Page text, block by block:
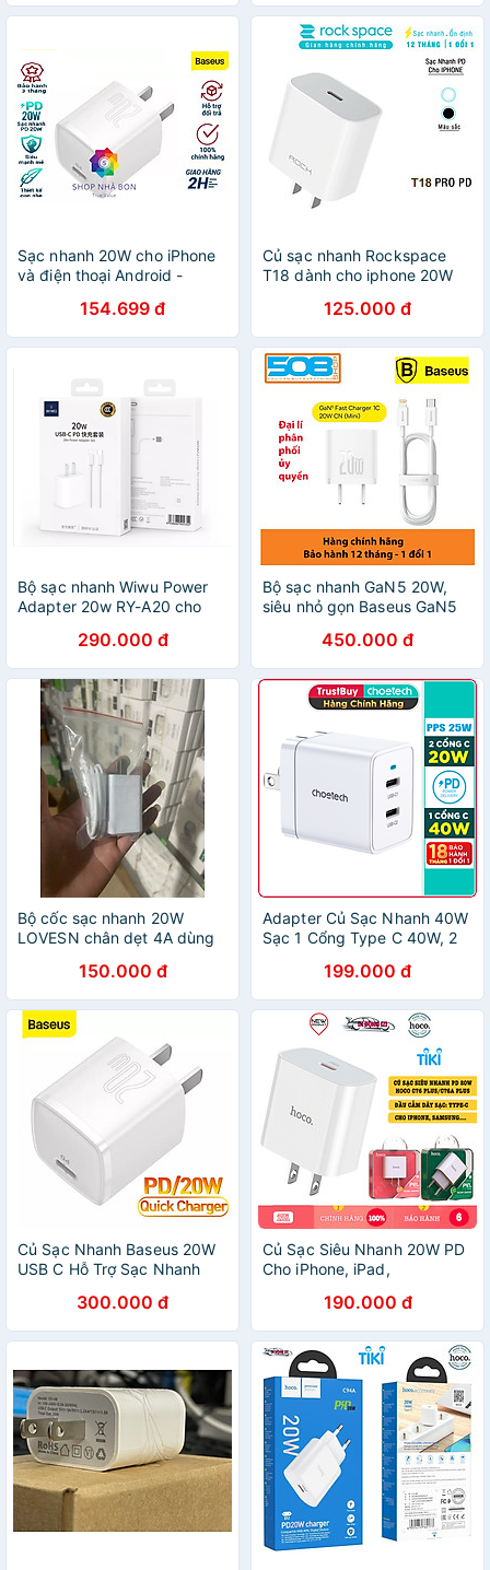
Chính Hãng
Sạc nhanh 20W cho iPhone
và điện thoại Android -
Charger - Hàng chính hãng
154.699 đ
Củ sạc nhanh Rockspace
T18 dành cho iphone 20W
Hàng chính hãng
125.000 đ
Bộ sạc nhanh Wiwu Power
Adapter 20w RY-A20 cho
cáp Wiwu 20w dài 1m đi
kèm - Hàng chính hãng
290.000 đ
Bộ sạc nhanh GaN5 20W,
siêu nhỏ gọn Baseus GaN5
QC Multi Quick Charge
Support, Smart Protect) -
Hàng chính hãng
450.000 đ
Bộ cốc sạc nhanh 20W
LOVESN chân dẹt 4A dùng
redmi....- Hàng nhập khẩu
150.000 đ
Adapter Củ Sạc Nhanh 40W
Sạc 1 Cổng Type C 40W, 2
25W, QC3.0 18W
CHOETECH Q5006 Sạc
Nhanh iPhone 15, iPhone,
Samsung, iPad - Hàng Chính
Hãng
199.000 đ
Củ Sạc Nhanh Baseus 20W
USB C Hỗ Trợ Sạc Nhanh
Công Nghệ PD 3.0 QC 3.0 -
Hàng Chính Hãng
300.000 đ
Củ Sạc Siêu Nhanh 20W PD
Cho iPhone, iPad,
C76 Pus/C76A Plus 3.0 Siêu
Nhanh Siêu Bền - HÀNG
CHÍNH HÃNG
190.000 đ